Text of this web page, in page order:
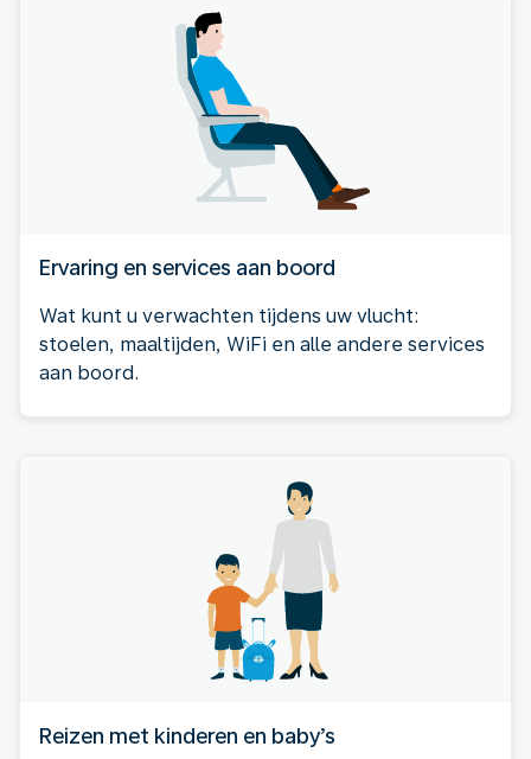
Ervaring en services aan boord
Wat kunt u verwachten tijdens uw vlucht:
stoelen, maaltijden, WiFi en alle andere services
aan boord.
Reizen met kinderen en baby’s